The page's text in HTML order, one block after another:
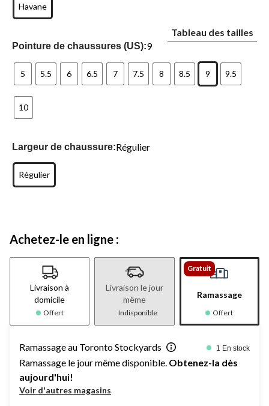
Havane
Pointure de chaussures (US):9
Tableau des tailles
5 5.5 6 6.5 7 7.5 8 8.5 9 9.5
10
Largeur de chaussure:Régulier
Régulier
Achetez-le en ligne :
Livraison à
domicile
Offert
Livraison le jour
même
Indisponible
Gratuit
Ramassage
Offert
Ramassage au Toronto Stockyards 1 En stock
Ramassage le jour même disponible. Obtenez-la dès
aujourd'hui!
Voir d'autres magasins